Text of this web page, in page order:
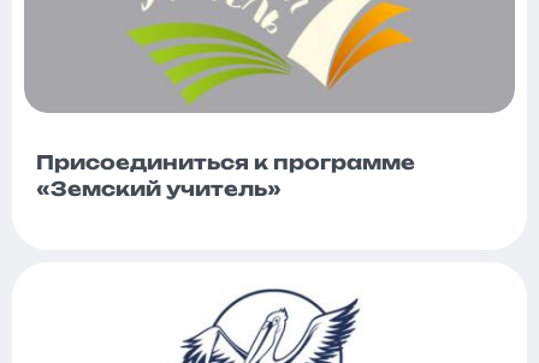
Присоединиться к программе
«Земский учитель»